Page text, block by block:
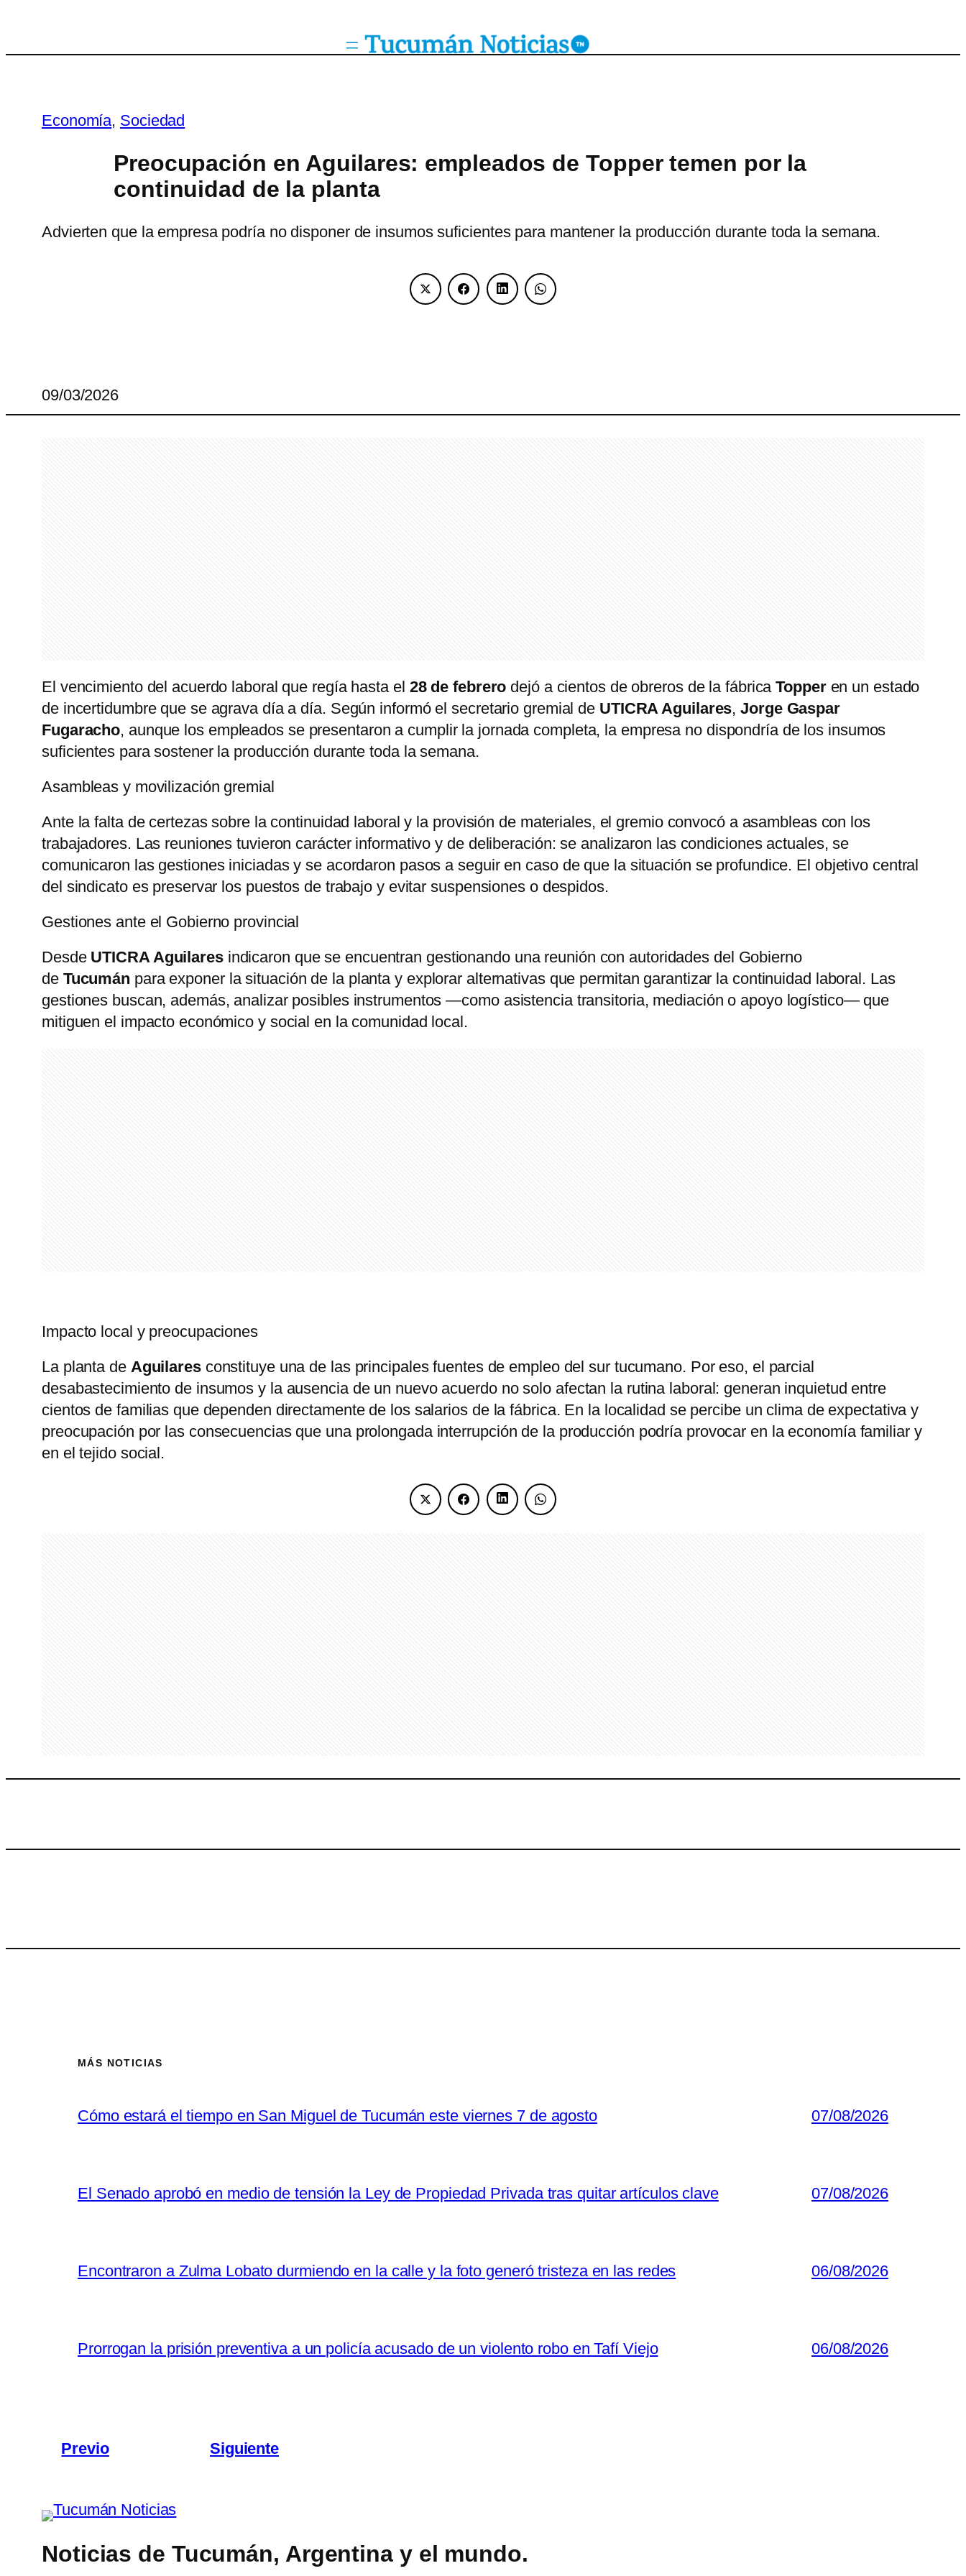
Economía, Sociedad
Preocupación en Aguilares: empleados de Topper temen por la
continuidad de la planta
Advierten que la empresa podría no disponer de insumos suficientes para mantener la producción durante toda la semana.
09/03/2026
El vencimiento del acuerdo laboral que regía hasta el 28 de febrero dejó a cientos de obreros de la fábricaTopperen un estado
de incertidumbre que se agrava día a día. Según informó el secretario gremial de UTICRA Aguilares,Jorge Gaspar
Fugaracho, aunque los empleados se presentaron a cumplir la jornada completa, la empresa no dispondría de los insumos
suficientes para sostener la producción durante toda la semana.
Asambleas y movilización gremial
Ante la falta de certezas sobre la continuidad laboral y la provisión de materiales, el gremio convocó a asambleas con los
trabajadores. Las reuniones tuvieron carácter informativo y de deliberación: se analizaron las condiciones actuales, se
comunicaron las gestiones iniciadas y se acordaron pasos a seguir en caso de que la situación se profundice. El objetivo central
del sindicato es preservar los puestos de trabajo y evitar suspensiones o despidos.
Gestiones ante el Gobierno provincial
Desde UTICRA Aguilaresindicaron que se encuentran gestionando una reunión con autoridades del Gobierno
de Tucumán para exponer la situación de la planta y explorar alternativas que permitan garantizar la continuidad laboral. Las
gestiones buscan, además, analizar posibles instrumentos —como asistencia transitoria, mediación o apoyo logístico— que
mitiguen el impacto económico y social en la comunidad local.
Impacto local y preocupaciones
La planta de Aguilaresconstituye una de las principales fuentes de empleo del sur tucumano. Por eso, el parcial
desabastecimiento de insumos y la ausencia de un nuevo acuerdo no solo afectan la rutina laboral: generan inquietud entre
cientos de familias que dependen directamente de los salarios de la fábrica. En la localidad se percibe un clima de expectativa y
preocupación por las consecuencias que una prolongada interrupción de la producción podría provocar en la economía familiar y
en el tejido social.
MÁS NOTICIAS
Cómo estará el tiempo en San Miguel de Tucumán este viernes 7 de agosto 07/08/2026
El Senado aprobó en medio de tensión la Ley de Propiedad Privada tras quitar artículos clave 07/08/2026
Encontraron a Zulma Lobato durmiendo en la calle y la foto generó tristeza en las redes 06/08/2026
Prorrogan la prisión preventiva a un policía acusado de un violento robo en Tafí Viejo 06/08/2026
Previo Siguiente
Noticias de Tucumán, Argentina y el mundo.